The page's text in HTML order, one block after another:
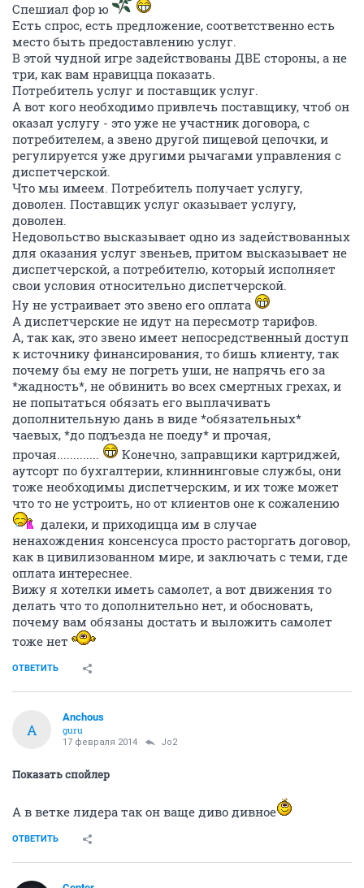
Спешиал фор ю
Есть спрос, есть предложение, соответственно есть
место быть предоставлению услуг.
В этой чудной игре задействованы ДВЕ стороны, а не
три, как вам нравицца показать.
Потребитель услуг и поставщик услуг.
А вот кого необходимо привлечь поставщику, чтоб он
оказал услугу - это уже не участник договора, с
потребителем, а звено другой пищевой цепочки, и
регулируется уже другими рычагами управления с
диспетчерской.
Что мы имеем. Потребитель получает услугу,
доволен. Поставщик услуг оказывает услугу,
доволен.
Недовольство высказывает одно из задействованных
для оказания услуг звеньев, притом высказывает не
диспетчерской, а потребителю, который исполняет
свои условия относительно диспетчерской.
Ну не устраивает это звено его оплата
А диспетчерские не идут на пересмотр тарифов.
А, так как, это звено имеет непосредственный доступ
к источнику финансирования, то бишь клиенту, так
почему бы ему не погреть уши, не напрячь его за
*жадность*, не обвинить во всех смертных грехах, и
не попытаться обязать его выплачивать
дополнительную дань в виде *обязательных*
чаевых, *до подъезда не поеду* и прочая,
прочая.............
Конечно, заправщики картриджей,
аутсорт по бухгалтерии, клиннинговые службы, они
тоже необходимы диспетчерским, и их тоже может
что то не устроить, но от клиентов оне к сожалению
далеки, и приходицца им в случае
ненахождения консенсуса просто расторгать договор,
как в цивилизованном мире, и заключать с теми, где
оплата интереснее.
Вижу я хотелки иметь самолет, а вот движения то
делать что то дополнительно нет, и обосновать,
почему вам обязаны достать и выложить самолет
тоже нет
ОТВЕТИТЬ
A
Anchous
guru
17 февраля 2014 Jo2
Показать спойлер
А в ветке лидера так он ваще диво дивное
ОТВЕТИТЬ